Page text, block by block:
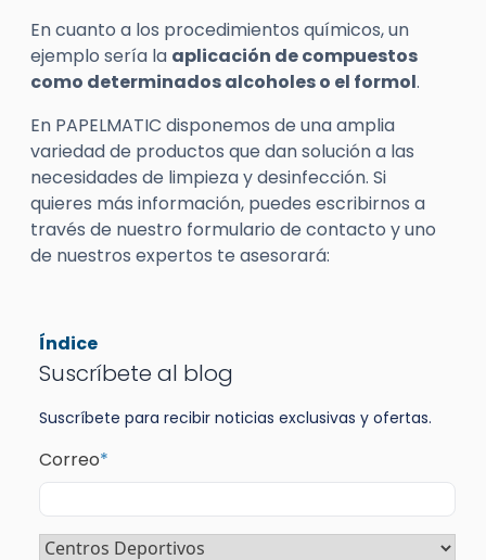
En cuanto a los procedimientos químicos, un
ejemplo sería la aplicación de compuestos
como determinados alcoholes o el formol.
En PAPELMATIC disponemos de una amplia
variedad de productos que dan solución a las
necesidades de limpieza y desinfección. Si
quieres más información, puedes escribirnos a
través de nuestro formulario de contacto y uno
de nuestros expertos te asesorará:
Índice
Suscríbete al blog
Suscríbete para recibir noticias exclusivas y ofertas.
Correo*
Sector*